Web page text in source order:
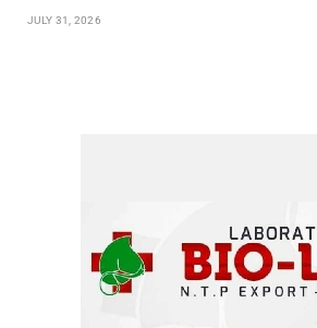
JULY 31, 2026